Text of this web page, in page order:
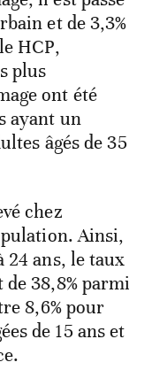
et de 3,3%
HCP,
plus
ont été
ayant un
âgés de 35
chez
Ainsi,
24 ans, le taux
de 38,8% parmi
8,6% pour
de 15 ans et